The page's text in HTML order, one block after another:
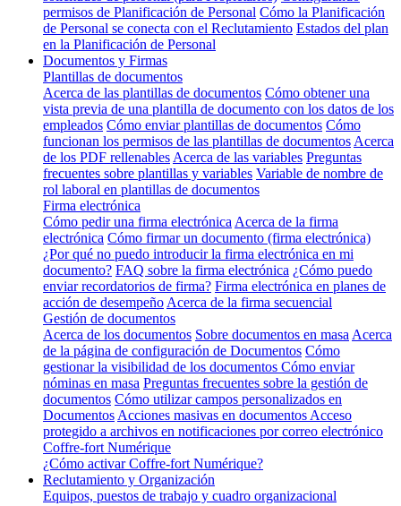
permisos de Planificación de Personal Cómo la Planificación
de Personal se conecta con el Reclutamiento Estados del plan
en la Planificación de Personal
Documentos y Firmas
Plantillas de documentos
Acerca de las plantillas de documentos Cómo obtener una
vista previa de una plantilla de documento con los datos de los
empleados Cómo enviar plantillas de documentos Cómo
funcionan los permisos de las plantillas de documentos Acerca
de los PDF rellenables Acerca de las variables Preguntas
frecuentes sobre plantillas y variables Variable de nombre de
rol laboral en plantillas de documentos
Firma electrónica
Cómo pedir una firma electrónica Acerca de la firma
electrónica Cómo firmar un documento (firma electrónica)
¿Por qué no puedo introducir la firma electrónica en mi
documento? FAQ sobre la firma electrónica ¿Cómo puedo
enviar recordatorios de firma? Firma electrónica en planes de
acción de desempeño Acerca de la firma secuencial
Gestión de documentos
Acerca de los documentos Sobre documentos en masa Acerca
de la página de configuración de Documentos Cómo
gestionar la visibilidad de los documentos Cómo enviar
nóminas en masa Preguntas frecuentes sobre la gestión de
documentos Cómo utilizar campos personalizados en
Documentos Acciones masivas en documentos Acceso
protegido a archivos en notificaciones por correo electrónico
Coffre-fort Numérique
¿Cómo activar Coffre-fort Numérique?
Reclutamiento y Organización
Equipos, puestos de trabajo y cuadro organizacional